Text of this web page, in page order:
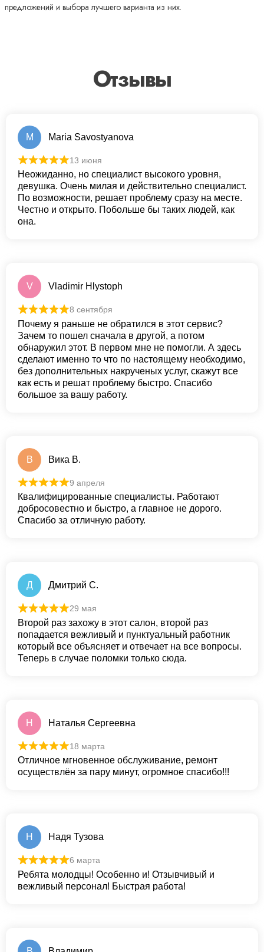
предложений и выбора лучшего варианта из них.
Отзывы
M Maria Savostyanova
13 июня
Неожиданно, но специалист высокого уровня,
девушка. Очень милая и действительно специалист.
По возможности, решает проблему сразу на месте.
Честно и открыто. Побольше бы таких людей, как
она.
V Vladimir Hlystoph
8 сентября
Почему я раньше не обратился в этот сервис?
Зачем то пошел сначала в другой, а потом
обнаружил этот. В первом мне не помогли. А здесь
сделают именно то что по настоящему необходимо,
без дополнительных накрученых услуг, скажут все
как есть и решат проблему быстро. Спасибо
большое за вашу работу.
В Вика В.
9 апреля
Квалифицированные специалисты. Работают
добросовестно и быстро, а главное не дорого.
Спасибо за отличную работу.
Д Дмитрий С.
29 мая
Второй раз захожу в этот салон, второй раз
попадается вежливый и пунктуальный работник
который все объясняет и отвечает на все вопросы.
Теперь в случае поломки только сюда.
Н Наталья Сергеевна
18 марта
Отличное мгновенное обслуживание, ремонт
осуществлён за пару минут, огромное спасибо!!!
Н Надя Тузова
6 марта
Ребята молодцы! Особенно и! Отзывчивый и
вежливый персонал! Быстрая работа!